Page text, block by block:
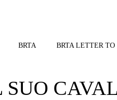
BRTA BRTA LETTER TO